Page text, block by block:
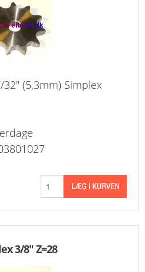
(5,3mm) Simplex
3/8" Z=28